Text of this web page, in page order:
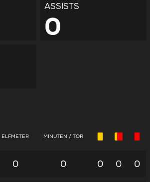
ASSISTS
0
ELFMETER MINUTEN / TOR
0 0 0 0 0